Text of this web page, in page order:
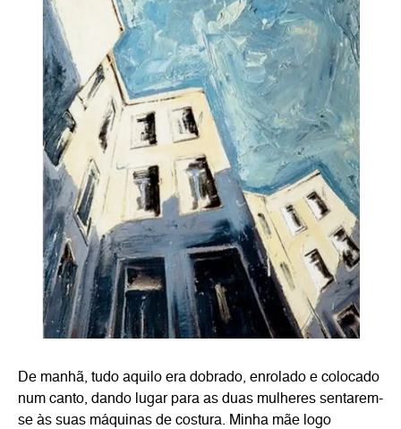
De manhã, tudo aquilo era dobrado, enrolado e colocado
num canto, dando lugar para as duas mulheres sentarem-
se às suas máquinas de costura. Minha mãe logo